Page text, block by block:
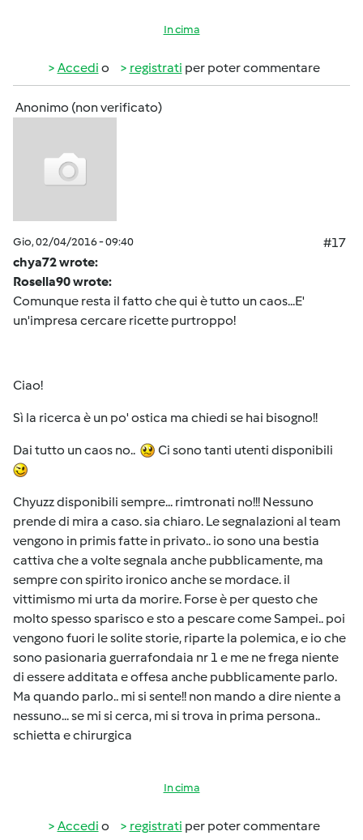
In cima
Accedi o registrati per poter commentare
Anonimo (non verificato)
Gio, 02/04/2016 - 09:40
#17
chya72 wrote:
Rosella90 wrote:
Comunque resta il fatto che qui è tutto un caos...E'
un'impresa cercare ricette purtroppo!
Ciao!
Sì la ricerca è un po' ostica ma chiedi se hai bisogno!!
Dai tutto un caos no.. Ci sono tanti utenti disponibili
Chyuzz disponibili sempre... rimtronati no!!! Nessuno
prende di mira a caso. sia chiaro. Le segnalazioni al team
vengono in primis fatte in privato.. io sono una bestia
cattiva che a volte segnala anche pubblicamente, ma
sempre con spirito ironico anche se mordace. il
vittimismo mi urta da morire. Forse è per questo che
molto spesso sparisco e sto a pescare come Sampei.. poi
vengono fuori le solite storie, riparte la polemica, e io che
sono pasionaria guerrafondaia nr 1 e me ne frega niente
di essere additata e offesa anche pubblicamente parlo.
Ma quando parlo.. mi si sente!! non mando a dire niente a
nessuno... se mi si cerca, mi si trova in prima persona..
schietta e chirurgica
In cima
Accedi o registrati per poter commentare